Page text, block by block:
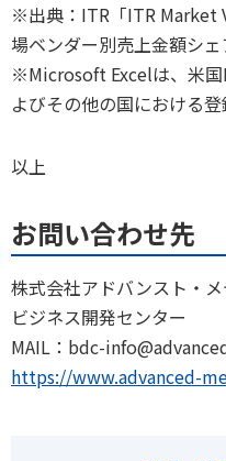
※出典：ITR「ITR Market
場ベンダー別売上金額シェ
※Microsoft Excelは、米
よびその他の国における登
以上
お問い合わせ先
株式会社アドバンスト・
ビジネス開発センター
MAIL：bdc-
https://www.advanced-